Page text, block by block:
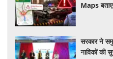
Maps
सरकार ने
नाविकों की